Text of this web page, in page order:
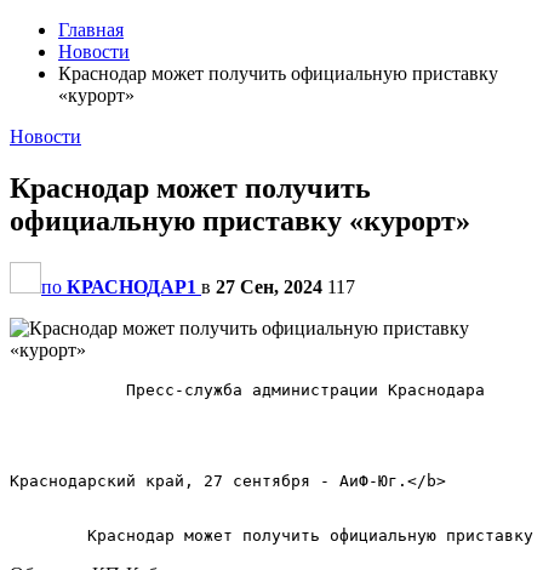
Главная
Новости
Краснодар может получить официальную приставку
«курорт»
Новости
Краснодар может получить
официальную приставку «курорт»
по КРАСНОДАР1 в 27 Сен, 2024 117
Пресс-служба администрации
Краснодарский край, 27 сентября - АиФ-Юг.</b>